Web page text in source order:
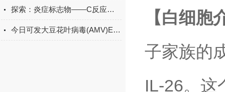
探索：炎症标志物——C反应蛋白的生物学功能
今日可发大豆花叶病毒(AMV)ELISA试剂盒＠科研
【白细
子家族的
IL-26。这